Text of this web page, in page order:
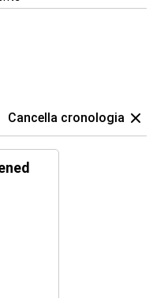
Cancella cronologia